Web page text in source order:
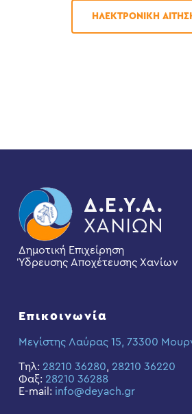
ΗΛΕΚΤΡΟΝΙΚΗ
Δημοτική Επιχείρηση
Ύδρευσης Αποχέτευσης Χανίων
Επικοινωνία
Μεγίστης Λαύρας 15, 73300
Τηλ: 28210 36280, 28210 36220
Φαξ: 28210 36288
E-mail: info@deyach.gr